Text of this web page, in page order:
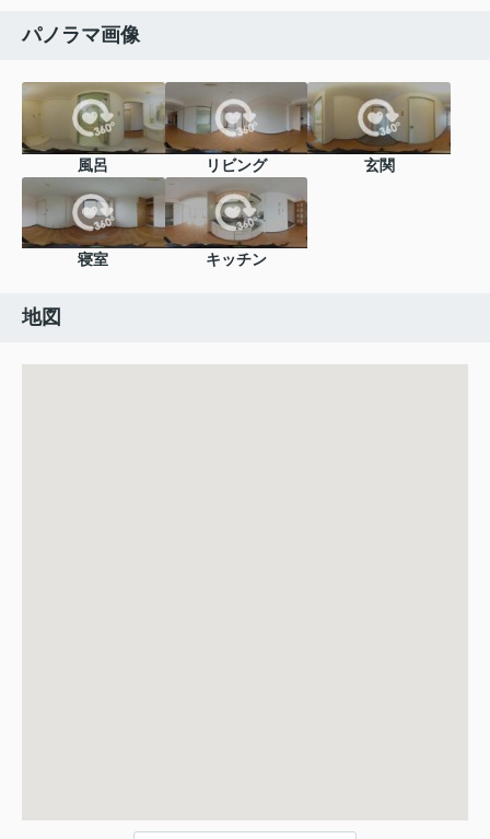
パノラマ画像
風呂 リビング 玄関
寝室 キッチン
地図